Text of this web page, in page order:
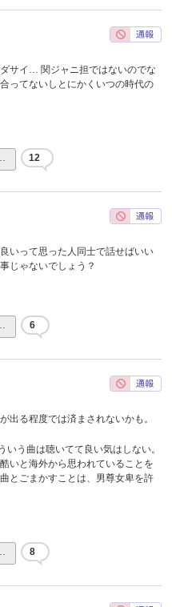
サイ… 関ジャニ担ではないのでな
ってないしとにかくいつの時代の
12
いって思った人同士で話せばいい
じゃないでしょう？
6
出る程度では済まされないかも。
う曲は聴いてて良い気はしない。
いと海外から思われていることを
とごまかすことは、男尊女卑を許
8